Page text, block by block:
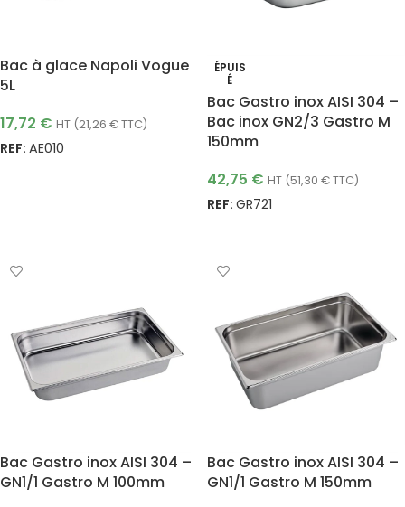
extrêmes, ils optimisent l’espace de vos cuisines tout en
aliments irréprochables. Choisissez la qualité
professionnelle avec Easychr.
Bac à glace Napoli Vogue
5L
17,72 € HT (21,26 €TTC)
REF: AE010
ÉPUIS
É
Bac Gastro inox AISI 304 –
Bac inox GN2/3 Gastro M
150mm
42,75 € HT (51,30 €TTC)
REF: GR721
Bac Gastro inox AISI 304 –
GN1/1 Gastro M 100mm
Bac Gastro inox AISI 304 –
GN1/1 Gastro M 150mm